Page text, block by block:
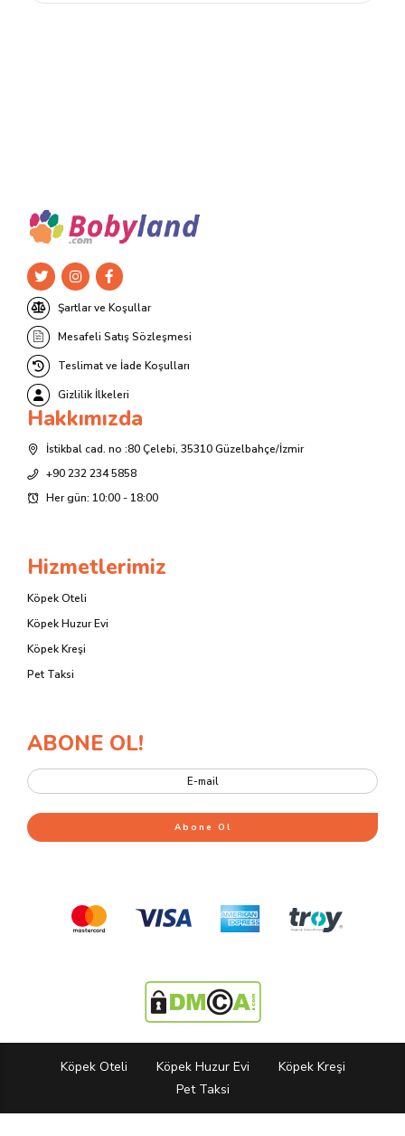
Şartlar ve Koşullar
Mesafeli Satış Sözleşmesi
Teslimat ve İade Koşulları
Gizlilik İlkeleri
Hakkımızda
İstikbal cad. no :80 Çelebi, 35310 Güzelbahçe/İzmir
+90 232 234 5858
Her gün: 10:00 - 18:00
Hizmetlerimiz
Köpek Oteli
Köpek Huzur Evi
Köpek Kreşi
Pet Taksi
ABONE OL!
Köpek Oteli Köpek Huzur Evi
Köpek Kreşi
Pet Taksi